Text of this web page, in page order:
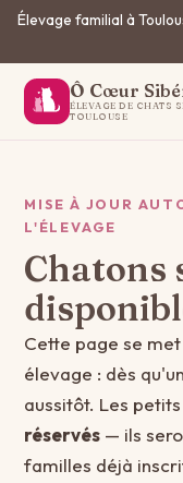
Élevage familial à
Ô Cœur
ÉLEVAGE DE CHATS
TOULOUSE
MISE À JOUR
L'ÉLEVAGE
Chatons
Cette page se
élevage : dès
aussitôt. Les
réservés — ils
familles déjà